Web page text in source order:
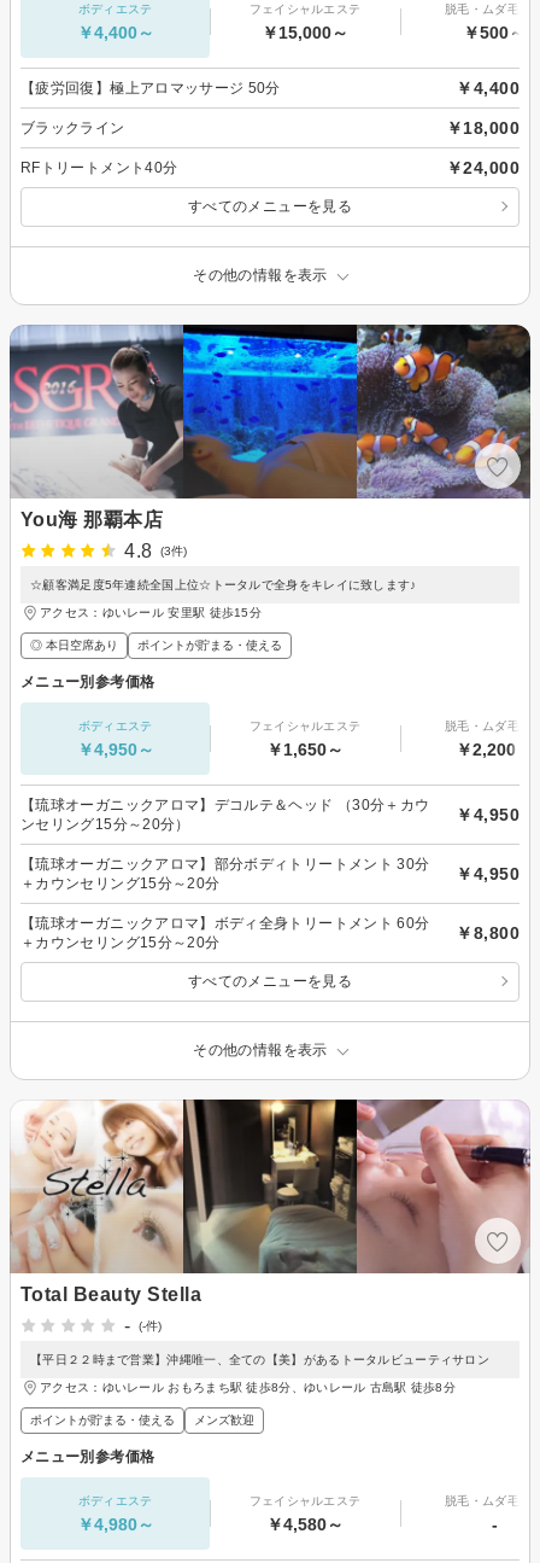
ボディエステ
￥4,400～
フェイシャルエステ
￥15,000～
脱毛・ムダ毛処
￥500～
【疲労回復】極上アロマッサージ 50分 ￥4,400
ブラックライン ￥18,000
RFトリートメント40分 ￥24,000
すべてのメニューを見る
その他の情報を表示
You海 那覇本店
4.8
(3件)
☆顧客満足度5年連続全国上位☆トータルで全身をキレイに致します♪
アクセス：ゆいレール 安里駅 徒歩15分
◎ 本日空席あり ポイントが貯まる・使える
メニュー別参考価格
ボディエステ
￥4,950～
フェイシャルエステ
￥1,650～
脱毛・ムダ毛処
￥2,200～
【琉球オーガニックアロマ】デコルテ＆ヘッド （30分＋カウ
ンセリング15分～20分）
￥4,950
【琉球オーガニックアロマ】部分ボディトリートメント 30分
＋カウンセリング15分～20分
￥4,950
【琉球オーガニックアロマ】ボディ全身トリートメント 60分
＋カウンセリング15分～20分
￥8,800
すべてのメニューを見る
その他の情報を表示
Total Beauty Stella
-
(-件)
【平日２２時まで営業】沖縄唯一、全ての【美】があるトータルビューティサロン
アクセス：ゆいレール おもろまち駅 徒歩8分、ゆいレール 古島駅 徒歩8分
ポイントが貯まる・使える メンズ歓迎
メニュー別参考価格
ボディエステ
￥4,980～
フェイシャルエステ
￥4,580～
脱毛・ムダ毛処
-